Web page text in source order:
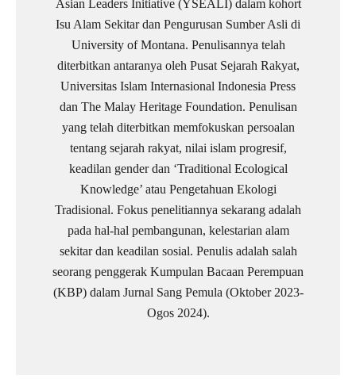
Asian Leaders Initiative (YSEALI) dalam kohort
Isu Alam Sekitar dan Pengurusan Sumber Asli di
University of Montana. Penulisannya telah
diterbitkan antaranya oleh Pusat Sejarah Rakyat,
Universitas Islam Internasional Indonesia Press
dan The Malay Heritage Foundation. Penulisan
yang telah diterbitkan memfokuskan persoalan
tentang sejarah rakyat, nilai islam progresif,
keadilan gender dan ‘Traditional Ecological
Knowledge’ atau Pengetahuan Ekologi
Tradisional. Fokus penelitiannya sekarang adalah
pada hal-hal pembangunan, kelestarian alam
sekitar dan keadilan sosial. Penulis adalah salah
seorang penggerak Kumpulan Bacaan Perempuan
(KBP) dalam Jurnal Sang Pemula (Oktober 2023-
Ogos 2024).